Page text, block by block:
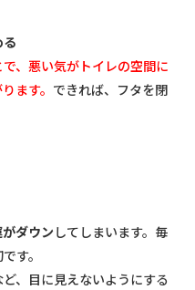
、悪い気がトイレの空間に
ます。 できれば、フタを閉
ダウン してしまいます。毎
す。
、目に見えないようにする